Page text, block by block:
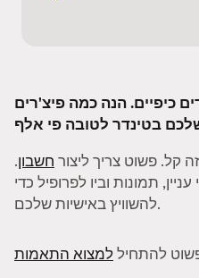
כיפיים. הנה כמה פיצ'רים
קל. פשוט צריך ליצור חשבון.
תמונות וביו לפרופיל כדי
להשוויץ באישיות שלכם.
להתחיללמצוא התאמות